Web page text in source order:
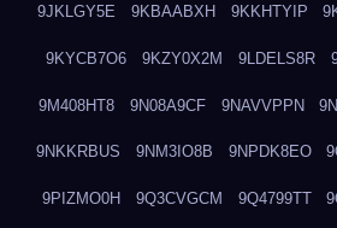
9JKLGY5E 9KBAABXH 9KKHTYIP
9KYCB7O6 9KZY0X2M 9LDELS8R
9M408HT8 9N08A9CF 9NAVVPPN
9NKKRBUS 9NM3IO8B 9NPDK8EO
9PIZMO0H 9Q3CVGCM 9Q4799TT